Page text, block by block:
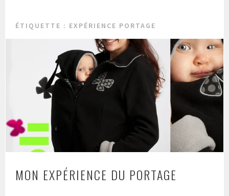
ÉTIQUETTE : EXPÉRIENCE PORTAGE
MON EXPÉRIENCE DU PORTAGE